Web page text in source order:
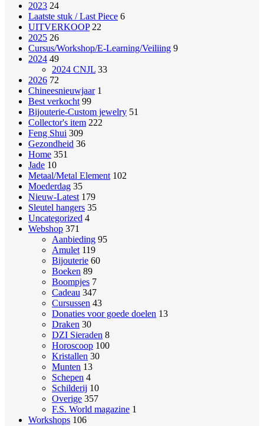
2023 24
Laatste stuk / Last Piece 6
UITVERKOOP 22
2025 26
Cursus/Workshop/E-Learning/Veiliing 9
2024 49
2024 CNJL 33
2026 72
Chineesnieuwjaar 1
Best verkocht 99
Bijouterie-Custom jewelry 51
Collector's item 222
Feng Shui 309
Gezondheid 36
Home 351
Jade 10
Metaal/Metal Element 102
Moederdag 35
Nieuw-Latest 179
Sleutel hangers 35
Uncategorized 4
Webshop 371
Aanbieding 95
Amulet 119
Bijouterie 60
Boeken 89
Boompjes 7
Cadeau 347
Cursussen 43
Donaties voor goede doelen 13
Draken 30
DZI Sieraden 8
Horoscoop 100
Kristallen 30
Munten 13
Schepen 4
Schilderij 10
Overige 357
F.S. World magazine 1
Workshops 106